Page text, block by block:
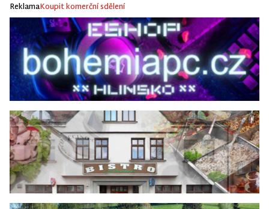
ReklamaKoupit komerční sdělení